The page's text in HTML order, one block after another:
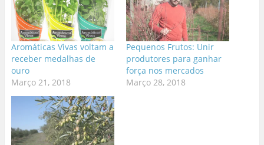
Aromáticas Vivas voltam a
receber medalhas de
ouro
Março 21, 2018
Pequenos Frutos: Unir
produtores para ganhar
força nos mercados
Março 28, 2018